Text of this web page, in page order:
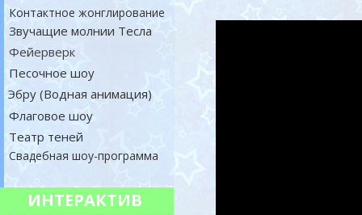
ИНТЕРАКТИВ
Песочное шоу
Фейерверк
Контактное жонглирование
Звучащие молнии Тесла
Флаговое шоу
Эбру (Водная анимация)
Театр теней
Свадебная шоу-программа